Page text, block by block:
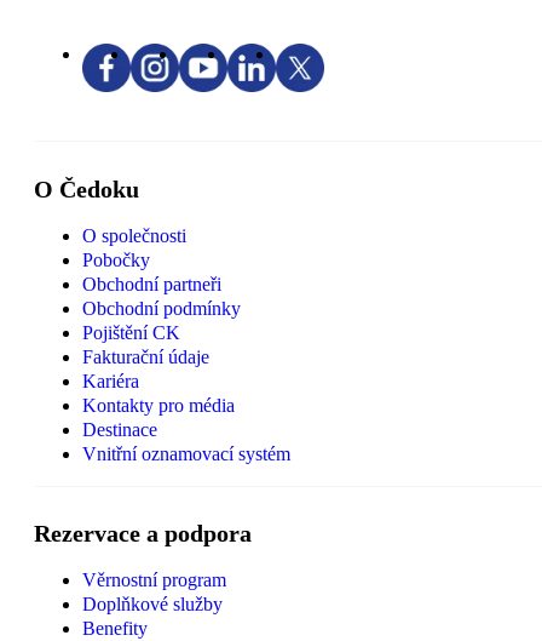
O Čedoku
O společnosti
Pobočky
Obchodní partneři
Obchodní podmínky
Pojištění CK
Fakturační údaje
Kariéra
Kontakty pro média
Destinace
Vnitřní oznamovací systém
Rezervace a podpora
Věrnostní program
Doplňkové služby
Benefity